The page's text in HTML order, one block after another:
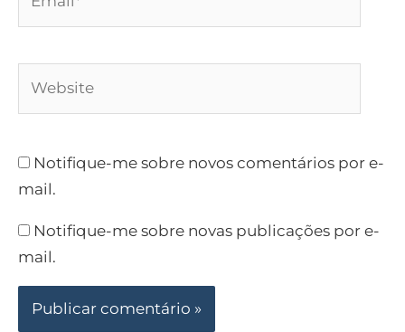
Notifique-me sobre novos comentários por e-
mail.
Notifique-me sobre novas publicações por e-
mail.